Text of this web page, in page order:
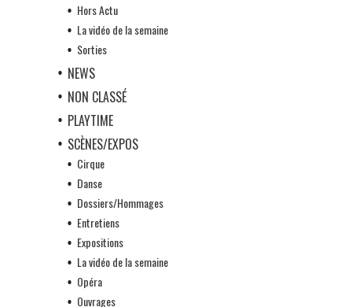
Hors Actu
La vidéo de la semaine
Sorties
NEWS
NON CLASSÉ
PLAYTIME
SCÈNES/EXPOS
Cirque
Danse
Dossiers/Hommages
Entretiens
Expositions
La vidéo de la semaine
Opéra
Ouvrages